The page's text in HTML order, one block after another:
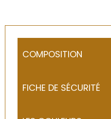
COMPOSITION
FICHE DE SÉCURITÉ